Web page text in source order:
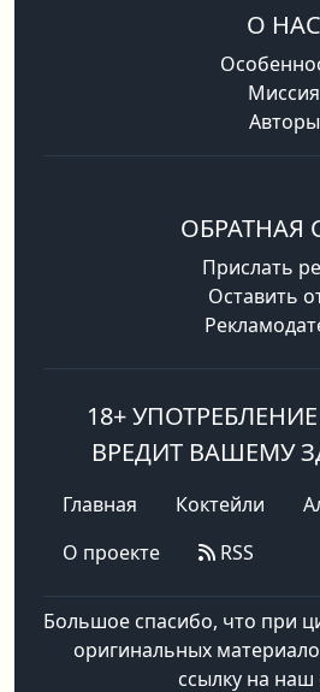
О НАС
Миссия
Авторы
ОБРАТНАЯ
Прислать
Оставить
18+
ВРЕДИТ ВАШЕМУ
Главная Коктейли
О проекте
RSS
Большое спасибо, что при
оригинальных
ссылку на наш